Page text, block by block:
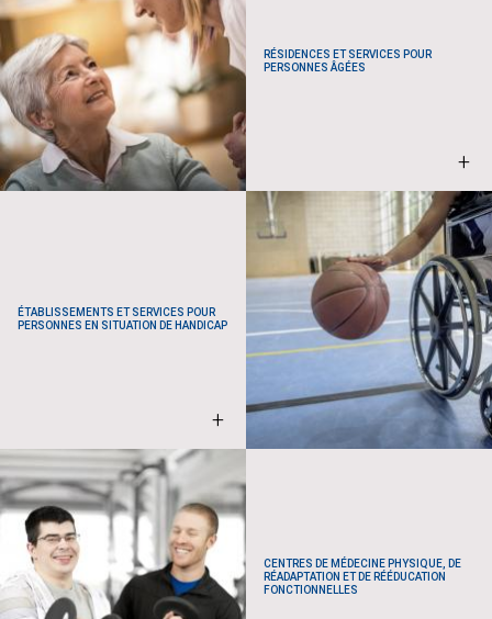
RÉSIDENCES ET SERVICES POUR
PERSONNES ÂGÉES
+
ÉTABLISSEMENTS ET SERVICES POUR
PERSONNES EN SITUATION DE HANDICAP
+
CENTRES DE MÉDECINE PHYSIQUE, DE
RÉADAPTATION ET DE RÉÉDUCATION
FONCTIONNELLES